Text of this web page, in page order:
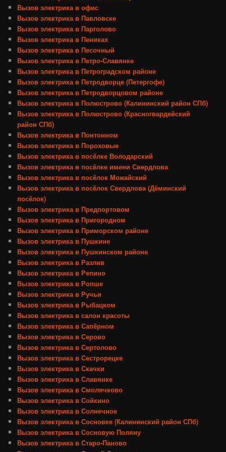
Вызов электрика в офис
Вызов электрика в Павловске
Вызов электрика в Парголово
Вызов электрика в Пениках
Вызов электрика в Песочный
Вызов электрика в Петро-Славянке
Вызов электрика в Петроградском районе
Вызов электрика в Петродворце (Петергофе)
Вызов электрика в Петродворцовом районе
Вызов электрика в Полюстрово (Калининский район СПб)
Вызов электрика в Полюстрово (Красногвардейский
район СПб)
Вызов электрика в Понтонном
Вызов электрика в Пороховые
Вызов электрика в посёлке Володарский
Вызов электрика в посёлке имени Свердлова
Вызов электрика в посёлок Можайский
Вызов электрика в посёлок Свердлова (Дёминский
посёлок)
Вызов электрика в Предпортовом
Вызов электрика в Пригородном
Вызов электрика в Приморском районе
Вызов электрика в Пушкине
Вызов электрика в Пушкинском районе
Вызов электрика в Разлив
Вызов электрика в Репино
Вызов электрика в Ропше
Вызов электрика в Ручьи
Вызов электрика в Рыбацком
Вызов электрика в салон красоты
Вызов электрика в Сапёрном
Вызов электрика в Серово
Вызов электрика в Сертолово
Вызов электрика в Сестрорецке
Вызов электрика в Скачки
Вызов электрика в Славянке
Вызов электрика в Смолячково
Вызов электрика в Сойкино
Вызов электрика в Солнечное
Вызов электрика в Сосновке (Калининский район СПб)
Вызов электрика в Сосновую Поляну
Вызов электрика в Старо-Паново